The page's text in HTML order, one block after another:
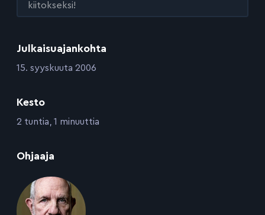
Julkaisuajankohta
:15. syyskuuta 2006
Kesto
:2 tuntia, 1 minuuttia
Ohjaaja
kiitokseksi!